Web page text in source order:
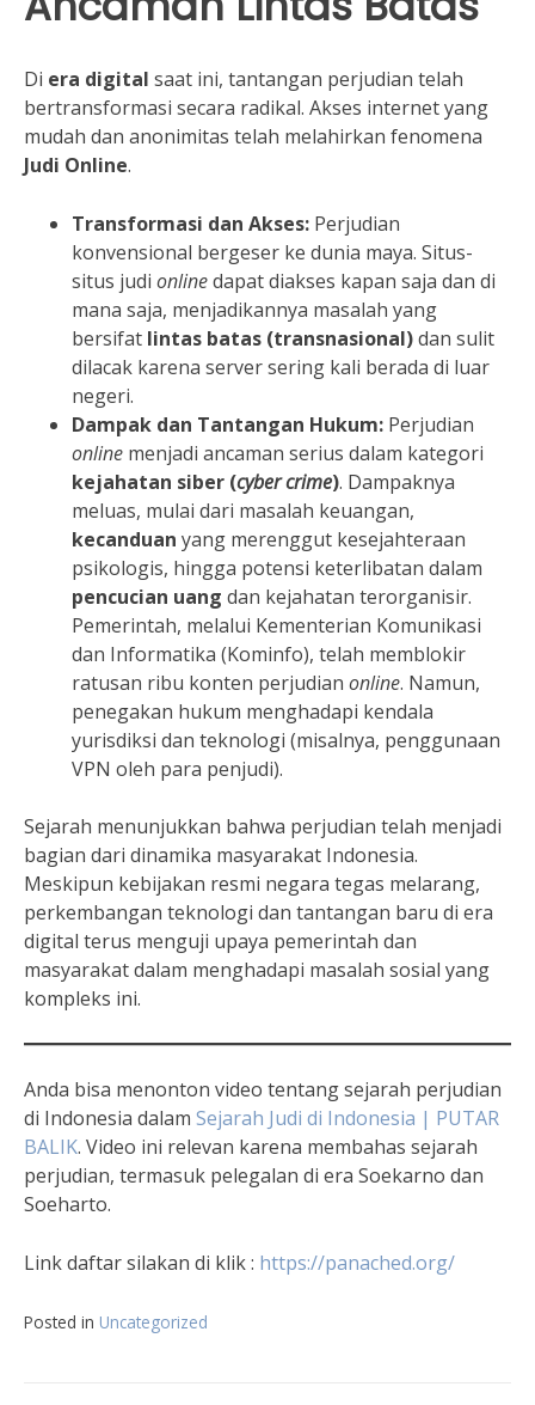
Di era digital saat ini, tantangan perjudian telah
bertransformasi secara radikal. Akses internet yang
mudah dan anonimitas telah melahirkan fenomena
Judi Online.
Transformasi dan Akses: Perjudian
konvensional bergeser ke dunia maya. Situs-
situs judi onlinedapat diakses kapan saja dan di
mana saja, menjadikannya masalah yang
bersifat lintas batas (transnasional)dan sulit
dilacak karena server sering kali berada di luar
negeri.
Dampak dan Tantangan Hukum: Perjudian
online menjadi ancaman serius dalam kategori
kejahatan siber (cyber crime). Dampaknya
meluas, mulai dari masalah keuangan,
kecanduan yang merenggut kesejahteraan
psikologis, hingga potensi keterlibatan dalam
pencucian uang dan kejahatan terorganisir.
Pemerintah, melalui Kementerian Komunikasi
dan Informatika (Kominfo), telah memblokir
ratusan ribu konten perjudian online. Namun,
penegakan hukum menghadapi kendala
yurisdiksi dan teknologi (misalnya, penggunaan
VPN oleh para penjudi).
Sejarah menunjukkan bahwa perjudian telah menjadi
bagian dari dinamika masyarakat Indonesia.
Meskipun kebijakan resmi negara tegas melarang,
perkembangan teknologi dan tantangan baru di era
digital terus menguji upaya pemerintah dan
masyarakat dalam menghadapi masalah sosial yang
kompleks ini.
Anda bisa menonton video tentang sejarah perjudian
di Indonesia dalam Sejarah Judi di Indonesia | PUTAR
BALIK. Video ini relevan karena membahas sejarah
perjudian, termasuk pelegalan di era Soekarno dan
Soeharto.
Link daftar silakan di klik : https://panached.org/
Posted in Uncategorized